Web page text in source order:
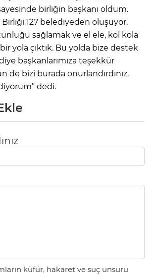
birliğin başkanı oldum.
127 belediyeden oluşuyor.
sağlamak ve el ele, kol kola
yola çıktık. Bu yolda bize destek
başkanlarımıza teşekkür
de bizi burada onurlandırdınız.
dedi.
küfür, hakaret ve suç unsuru